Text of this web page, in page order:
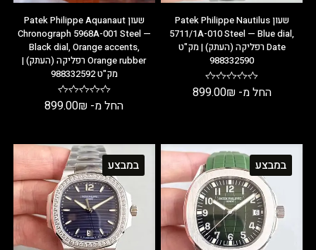
שעון Patek Philippe Nautilus
5711/1A-010 Steel — Blue dial,
Date רפליקה (העתק) | מק"ט
988332590
החל מ- 899.00₪
שעון Patek Philippe Aquanaut
Chronograph 5968A-001 Steel —
Black dial, Orange accents,
Orange rubber רפליקה (העתק) |
מק"ט 988332592
החל מ- 899.00₪
במבצע במבצע